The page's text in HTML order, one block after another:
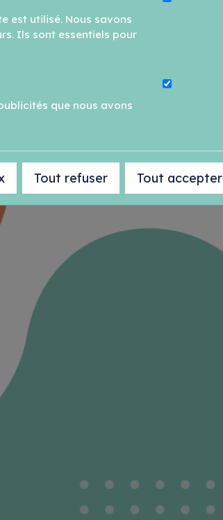
est utilisé. Nous savons
Ils sont essentiels pour
que nous avons
Tout refuser Tout accepter